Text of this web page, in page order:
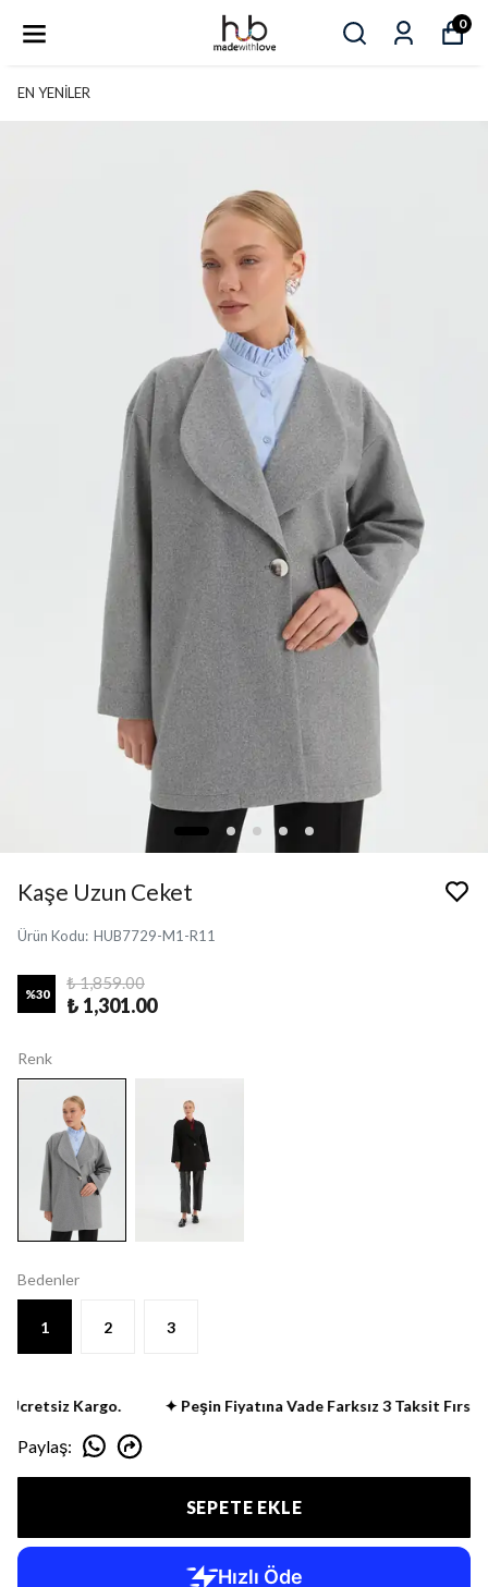
0
EN YENİLER
Kaşe Uzun Ceket
Ürün Kodu: HUB7729-M1-R11
%30
₺ 1,859.00
₺ 1,301.00
Renk
Bedenler
1 2 3
Kargo. ✦ Peşin Fiyatına Vade Farksız 3 Taksit Fırsatı
Paylaş:
SEPETE EKLE